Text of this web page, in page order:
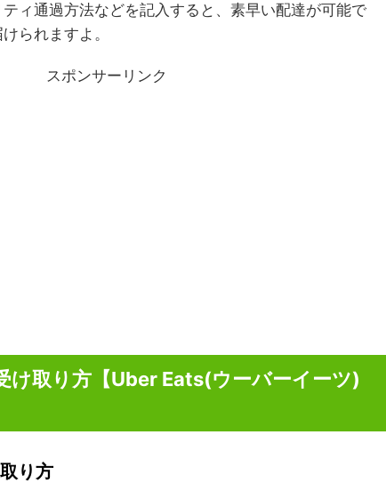
ィ通過方法などを記入すると、素早い配達が可能で
られますよ。
スポンサーリンク
け取り方【Uber Eats(ウーバーイーツ)
り方